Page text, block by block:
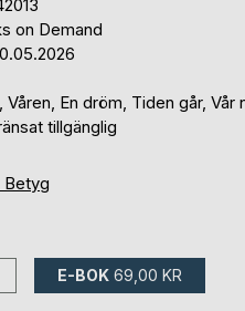
on Demand
En dröm, Tiden går, Vår
tillgänglig
Betyg
E-BOK 69,00 KR